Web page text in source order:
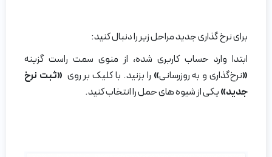
برای نرخ گذاری جدید مراحل زیر را دنبال کنید:
ابتدا وارد حساب کاربری شده، از منوی سمت راست گزینه
«نرخ‌گذاری و بهروزرسانی» را بزنید. با کلیک بر روی «ثبت نرخ
جدید»یکی از شیوه های حمل را انتخاب کنید.